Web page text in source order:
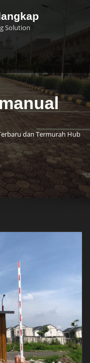
Solution
dan Termurah Hub